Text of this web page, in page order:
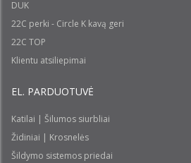
DUK
22C perki - Circle K kavą geri
22C TOP
Klientu atsiliepimai
EL. PARDUOTUVĖ
Katilai | Šilumos siurbliai
Židiniai | Krosnelės
Šildymo sistemos priedai